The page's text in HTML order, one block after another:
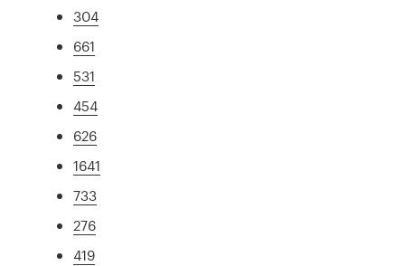
304
661
531
454
626
1641
733
276
419